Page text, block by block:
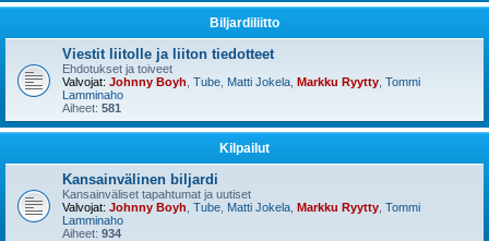
Biljardiliitto
Viestit liitolle ja liiton tiedotteet
Ehdotukset ja toiveet
Valvojat: Johnny Boyh Tube Matti Jokela Markku Ryytty Tommi
Lamminaho
Aiheet: 581
Kilpailut
Kansainvälinen biljardi
Kansainväliset tapahtumat ja uutiset
Valvojat: Johnny Boyh Tube Matti Jokela Markku Ryytty Tommi
Lamminaho
Aiheet: 934